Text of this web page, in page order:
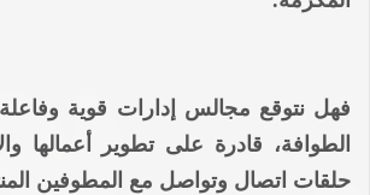
فهل نتوقع مجالس إدارات قوية
الطوافة، قادرة على تطوير أعمالها
حلقات اتصال وتواصل مع المطوفين